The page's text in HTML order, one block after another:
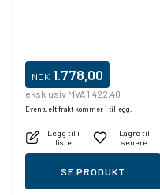
NOK 1.778,00
eksklusiv MVA 1.422,40
Eventuelt frakt kommer i tillegg.
Legg til i
liste
Lagre til
senere
SE PRODUKT